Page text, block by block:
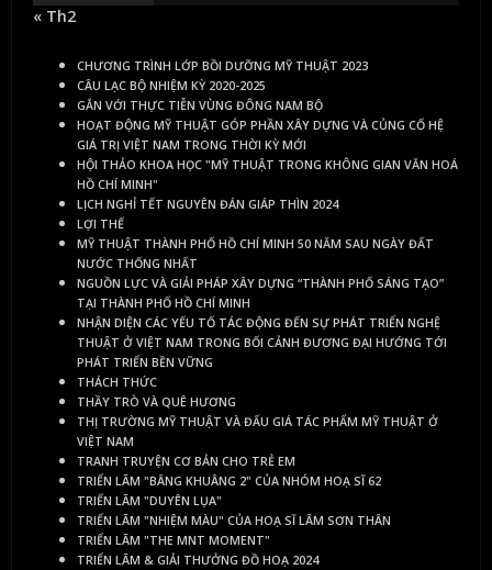
« Th2
CHƯƠNG TRÌNH LỚP BỒI DƯỠNG MỸ THUẬT 2023
CÂU LẠC BỘ NHIỆM KỲ 2020-2025
GẮN VỚI THỰC TIỄN VÙNG ĐÔNG NAM BỘ
HOẠT ĐỘNG MỸ THUẬT GÓP PHẦN XÂY DỰNG VÀ CỦNG CỐ HỆ
GIÁ TRỊ VIỆT NAM TRONG THỜI KỲ MỚI
HỘI THẢO KHOA HỌC "MỸ THUẬT TRONG KHÔNG GIAN VĂN HOÁ
HỒ CHÍ MINH"
LỊCH NGHỈ TẾT NGUYÊN ĐÁN GIÁP THÌN 2024
LỢI THẾ
MỸ THUẬT THÀNH PHỐ HỒ CHÍ MINH 50 NĂM SAU NGÀY ĐẤT
NƯỚC THỐNG NHẤT
NGUỒN LỰC VÀ GIẢI PHÁP XÂY DỰNG “THÀNH PHỐ SÁNG TẠO”
TẠI THÀNH PHỐ HỒ CHÍ MINH
NHẬN DIỆN CÁC YẾU TỐ TÁC ĐỘNG ĐẾN SỰ PHÁT TRIỂN NGHỆ
THUẬT Ở VIỆT NAM TRONG BỐI CẢNH ĐƯƠNG ĐẠI HƯỚNG TỚI
PHÁT TRIỂN BỀN VỮNG
THÁCH THỨC
THẦY TRÒ VÀ QUÊ HƯƠNG
THỊ TRƯỜNG MỸ THUẬT VÀ ĐẤU GIÁ TÁC PHẨM MỸ THUẬT Ở
VIỆT NAM
TRANH TRUYỆN CƠ BẢN CHO TRẺ EM
TRIỂN LÃM "BÂNG KHUÂNG 2" CỦA NHÓM HOẠ SĨ 62
TRIỂN LÃM "DUYÊN LỤA"
TRIỂN LÃM "NHIỆM MÀU" CỦA HOẠ SĨ LÂM SƠN THÂN
TRIỂN LÃM "THE MNT MOMENT"
TRIỂN LÃM & GIẢI THƯỞNG ĐỒ HOẠ 2024